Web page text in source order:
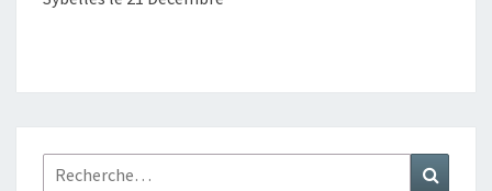
Rechercher :